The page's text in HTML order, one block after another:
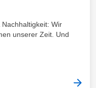
Wir
unserer Zeit. Und